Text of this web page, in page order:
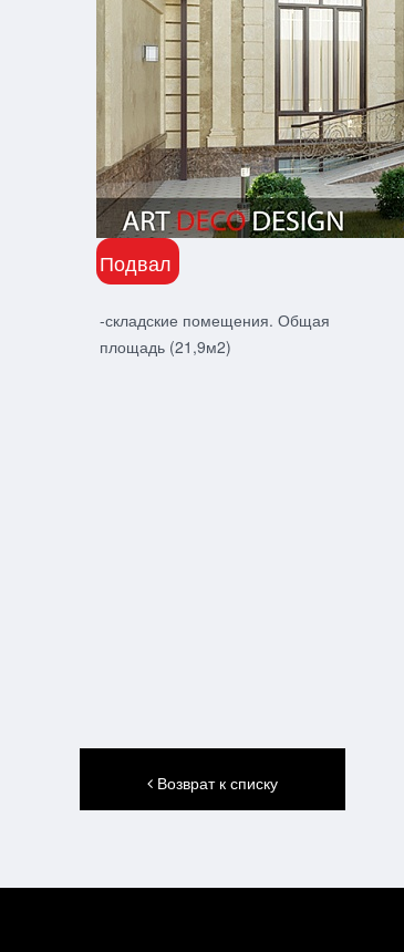
Подвал
-складские помещения. Общая
площадь (21,9м2)
Возврат к списку